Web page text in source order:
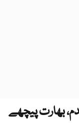
بھارت پیچھے